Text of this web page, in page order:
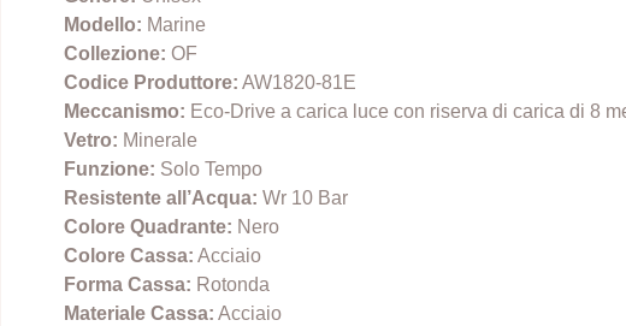
Modello: Marine
Collezione: OF
Codice Produttore: AW1820-81E
Meccanismo: Eco-Drive a carica luce con riserva di carica di 8
Vetro: Minerale
Funzione: Solo Tempo
Resistente all’Acqua: Wr 10 Bar
Colore Quadrante: Nero
Colore Cassa: Acciaio
Forma Cassa: Rotonda
Materiale Cassa: Acciaio